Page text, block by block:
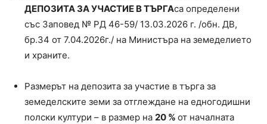
ДЕПОЗИТА ЗА УЧАСТИЕ В ТЪРГАса определени
със Заповед № РД 46-59/ 13.03.2026 г. /обн. ДВ,
бр.34 от 7.04.2026г./ на Министъра на земеделието
и храните.
Размерът на депозита за участие в търга за
земеделските земи за отглеждане на едногодишни
полски култури – в размер на 20 % от началната